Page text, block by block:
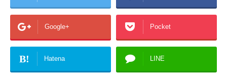
Google+ Pocket
B! Hatena LINE